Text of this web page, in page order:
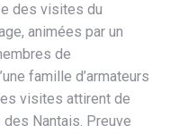
des visites du
animées par un
de
famille d’armateurs
visites attirent de
Nantais. Preuve